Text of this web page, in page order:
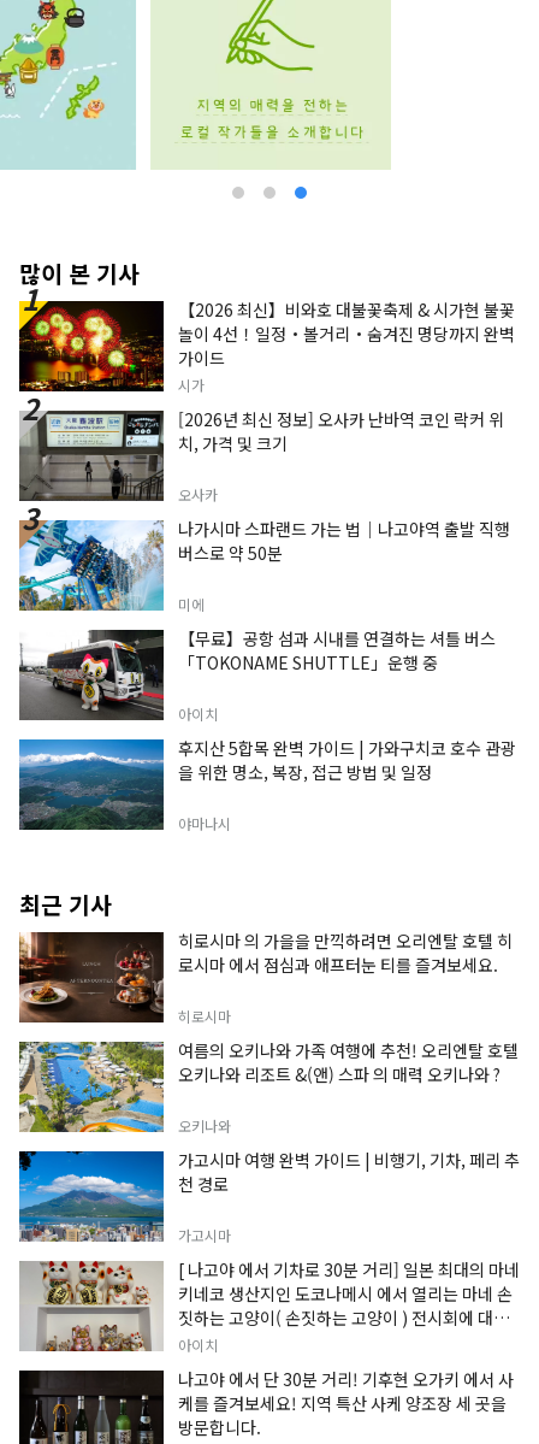
많이 본 기사
【2026 최신】비와호 대불꽃축제 & 시가현 불꽃
놀이 4선！일정・볼거리・숨겨진 명당까지 완벽
가이드
시가
[2026년 최신 정보] 오사카 난바역 코인 락커 위
치, 가격 및 크기
오사카
나가시마 스파랜드 가는 법｜나고야역 출발 직행
버스로 약 50분
미에
【무료】공항 섬과 시내를 연결하는 셔틀 버스
「TOKONAME SHUTTLE」운행 중
아이치
후지산 5합목 완벽 가이드 | 가와구치코 호수 관광
을 위한 명소, 복장, 접근 방법 및 일정
야마나시
최근 기사
히로시마 의 가을을 만끽하려면 오리엔탈 호텔 히
로시마 에서 점심과 애프터눈 티를 즐겨보세요.
히로시마
여름의 오키나와 가족 여행에 추천! 오리엔탈 호텔
오키나와 리조트 &(앤) 스파 의 매력 오키나와 ?
오키나와
가고시마 여행 완벽 가이드 | 비행기, 기차, 페리 추
천 경로
가고시마
[ 나고야 에서 기차로 30분 거리] 일본 최대의 마네
키네코 생산지인 도코나메시 에서 열리는 마네 손
짓하는 고양이( 손짓하는 고양이 ) 전시회에 대한
정보입니다.
아이치
나고야 에서 단 30분 거리! 기후현 오가키 에서 사
케를 즐겨보세요! 지역 특산 사케 양조장 세 곳을
방문합니다.